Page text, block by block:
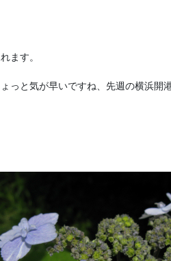
ます。
と気が早いですね、先週の横浜開